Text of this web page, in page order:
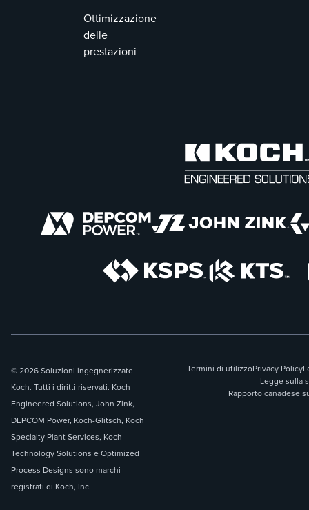
Ottimizzazione
delle
prestazioni
© 2026 Soluzioni ingegnerizzate
Koch. Tutti i diritti riservati. Koch
Engineered Solutions, John Zink,
DEPCOM Power, Koch-Glitsch, Koch
Specialty Plant Services, Koch
Technology Solutions e Optimized
Process Designs sono marchi
registrati di Koch, Inc.
Termini di utilizzoPrivacy Policy
Legge sulla
Rapporto canadese